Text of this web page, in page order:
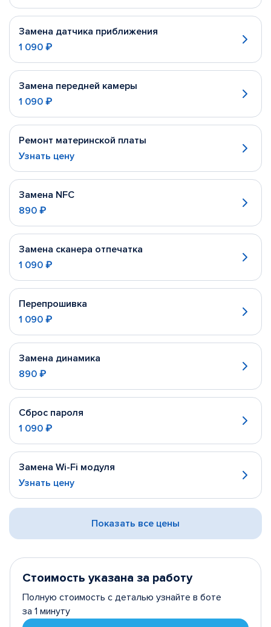
Замена датчика приближения
1 090 ₽
Замена передней камеры
1 090 ₽
Ремонт материнской платы
Узнать цену
Замена NFC
890 ₽
Замена сканера отпечатка
1 090 ₽
Перепрошивка
1 090 ₽
Замена динамика
890 ₽
Сброс пароля
1 090 ₽
Замена Wi-Fi модуля
Узнать цену
Показать все цены
Стоимость указана за работу
Полную стоимость с деталью узнайте в боте
за 1 минуту